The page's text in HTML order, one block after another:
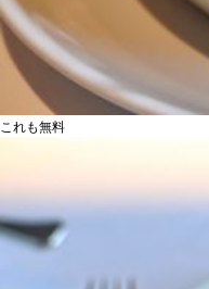
これも無料